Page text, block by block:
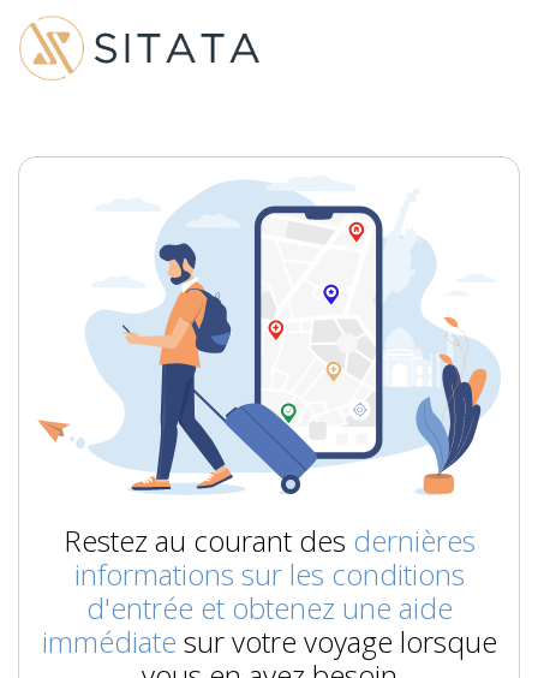
Restez au courant des dernières
informations sur les conditions
d'entrée et obtenez une aide
immédiate sur votre voyage lorsque